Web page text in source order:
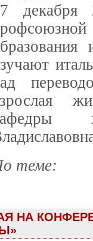
декабря
теме:
НА